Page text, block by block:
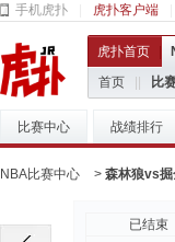
手机虎扑 虎扑客户端
虎扑首页
首页
比
比赛中心 战绩排行
NBA比赛中心 > 森林狼vs
已结束